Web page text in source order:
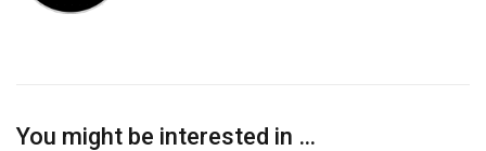
You might be interested in …